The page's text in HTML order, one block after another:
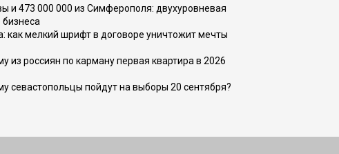
и 473 000 000 из Симферополя: двухуровневая
как мелкий шрифт в договоре уничтожит мечты
из россиян по карману первая квартира в 2026
севастопольцы пойдут на выборы 20 сентября?